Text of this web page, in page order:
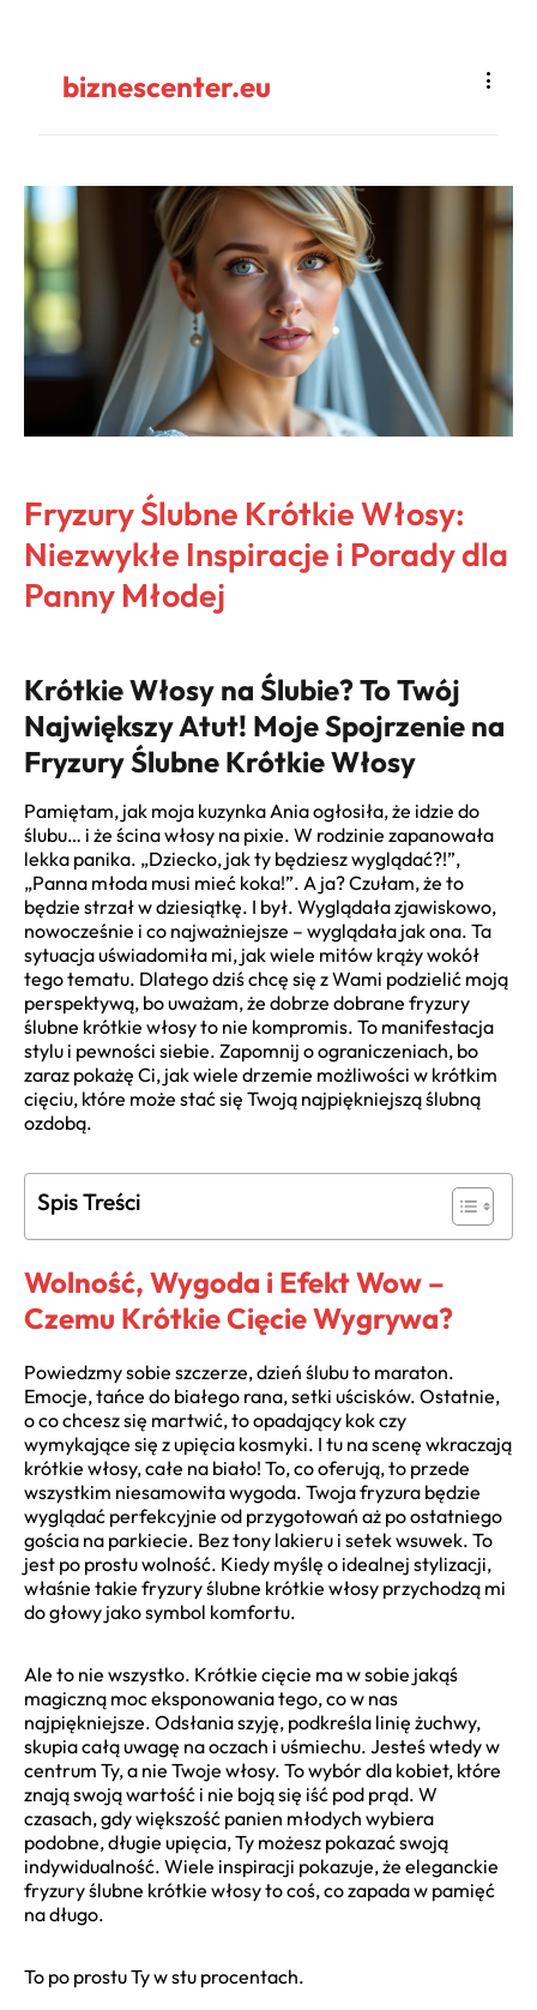
biznescenter.eu
Fryzury Ślubne Krótkie Włosy:
Niezwykłe Inspiracje i Porady dla
Panny Młodej
Krótkie Włosy na Ślubie? To Twój
Największy Atut! Moje Spojrzenie na
Fryzury Ślubne Krótkie Włosy
Pamiętam, jak moja kuzynka Ania ogłosiła, że idzie do
ślubu… i że ścina włosy na pixie. W rodzinie zapanowała
lekka panika. „Dziecko, jak ty będziesz wyglądać?!”,
„Panna młoda musi mieć koka!”. A ja? Czułam, że to
będzie strzał w dziesiątkę. I był. Wyglądała zjawiskowo,
nowocześnie i co najważniejsze – wyglądała jak ona. Ta
sytuacja uświadomiła mi, jak wiele mitów krąży wokół
tego tematu. Dlatego dziś chcę się z Wami podzielić moją
perspektywą, bo uważam, że dobrze dobrane fryzury
ślubne krótkie włosy to nie kompromis. To manifestacja
stylu i pewności siebie. Zapomnij o ograniczeniach, bo
zaraz pokażę Ci, jak wiele drzemie możliwości w krótkim
cięciu, które może stać się Twoją najpiękniejszą ślubną
ozdobą.
Spis Treści
Wolność, Wygoda i Efekt Wow –
Czemu Krótkie Cięcie Wygrywa?
Powiedzmy sobie szczerze, dzień ślubu to maraton.
Emocje, tańce do białego rana, setki uścisków. Ostatnie,
o co chcesz się martwić, to opadający kok czy
wymykające się z upięcia kosmyki. I tu na scenę wkraczają
krótkie włosy, całe na biało! To, co oferują, to przede
wszystkim niesamowita wygoda. Twoja fryzura będzie
wyglądać perfekcyjnie od przygotowań aż po ostatniego
gościa na parkiecie. Bez tony lakieru i setek wsuwek. To
jest po prostu wolność. Kiedy myślę o idealnej stylizacji,
właśnie takie fryzury ślubne krótkie włosy przychodzą mi
do głowy jako symbol komfortu.
Ale to nie wszystko. Krótkie cięcie ma w sobie jakąś
magiczną moc eksponowania tego, co w nas
najpiękniejsze. Odsłania szyję, podkreśla linię żuchwy,
skupia całą uwagę na oczach i uśmiechu. Jesteś wtedy w
centrum Ty, a nie Twoje włosy. To wybór dla kobiet, które
znają swoją wartość i nie boją się iść pod prąd. W
czasach, gdy większość panien młodych wybiera
podobne, długie upięcia, Ty możesz pokazać swoją
indywidualność. Wiele inspiracji pokazuje, że eleganckie
fryzury ślubne krótkie włosy to coś, co zapada w pamięć
na długo.
To po prostu Ty w stu procentach.